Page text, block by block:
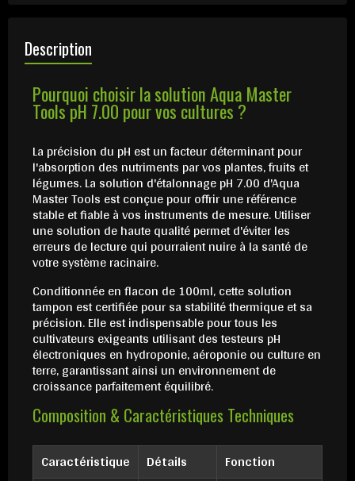
Description
Pourquoi choisir la solution Aqua Master
Tools pH 7.00 pour vos cultures ?
La précision du pH est un facteur déterminant pour
l'absorption des nutriments par vos plantes, fruits et
légumes. La solution d'étalonnage pH 7.00 d'Aqua
Master Tools est conçue pour offrir une référence
stable et fiable à vos instruments de mesure. Utiliser
une solution de haute qualité permet d'éviter les
erreurs de lecture qui pourraient nuire à la santé de
votre système racinaire.
Conditionnée en flacon de 100ml, cette solution
tampon est certifiée pour sa stabilité thermique et sa
précision. Elle est indispensable pour tous les
cultivateurs exigeants utilisant des testeurs pH
électroniques en hydroponie, aéroponie ou culture en
terre, garantissant ainsi un environnement de
croissance parfaitement équilibré.
Composition & Caractéristiques Techniques
Caractéristique Détails
Fonction